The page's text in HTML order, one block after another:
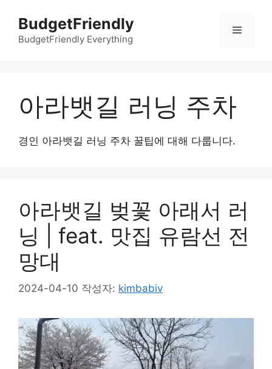
BudgetFriendly
BudgetFriendly Everything
메
아라뱃길 러닝 주차
경인 아라뱃길 러닝 주차 꿀팁에 대해 다룹니다.
아라뱃길 벚꽃 아래서 러
닝 | feat. 맛집 유람선 전
망대
2024-04-10 작성자: kimbabiv